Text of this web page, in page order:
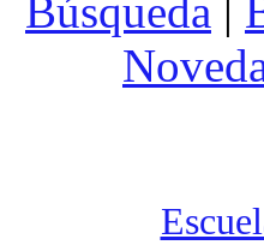
Búsqueda |